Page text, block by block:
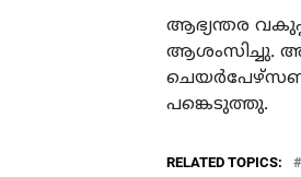
ആഭ്യന്തര
ആശംസിച്ചു.
ചെയർപേഴ്സൺ,
പങ്കെടുത്തു.
RELATED TOPICS: